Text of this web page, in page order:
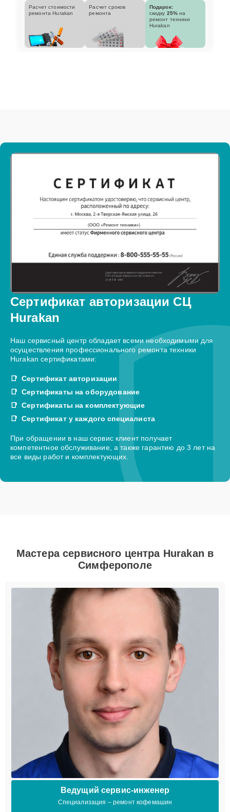
Расчет стоимости
ремонта Hurakan
Расчет сроков
ремонта
Подарок:
скидку 25% на
ремонт техники
Hurakan
Сертификат авторизации СЦ
Hurakan
Наш сервисный центр обладает всеми необходимыми для
осуществления профессионального ремонта техники
Hurakan сертификатами:
Сертификат авторизации
Сертификаты на оборудование
Сертификаты на комплектующие
Сертификат у каждого специалиста
При обращении в наш сервис клиент получает
компетентное обслуживание, а также гарантию до 3 лет на
все виды работ и комплектующих.
Мастера сервисного центра Hurakan в
Симферополе
Ведущий сервис-инженер
Специализация – ремонт кофемашин